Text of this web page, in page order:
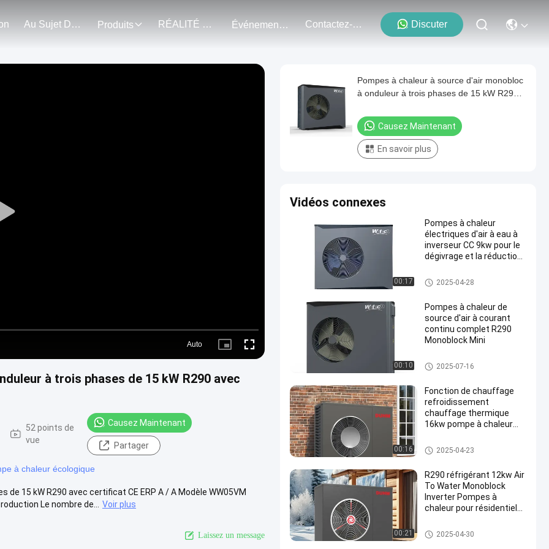
Au Sujet De Nous Produits RÉALITÉ VIRTUELLE Événements Contactez-Nous Discuter
Play
Auto
Picture- Fullscreen
à trois phases de 15 kW R290 avec
52 points de
vue
Causez Maintenant
Partager
à chaleur écologique
15 kW R290 avec certificat CE ERP A / A Modèle WW05VM
Le nombre de...
Voir plus
Laissez un message
Pompes à chaleur à source d'air monobloc
à onduleur à trois phases de 15 kW R290
Causez Maintenant
En savoir plus
Vidéos connexes
00:17
Pompes à chaleur
électriques d'air à eau à
inverseur CC 9kw pour le
dégivrage et la réduction
carbone
R290 Inverter Monoblock Heat
Pump
2025-04-28
00:10
Pompes à chaleur de
source d'air à courant
continu complet R290
Monoblock Mini
R290 Inverter Monoblock Heat
Pump
2025-07-16
00:16
Fonction de chauffage
refroidissement
chauffage thermique
16kw pompe à chaleur
compresseur rotatif CC
R290 Inverter Monoblock Heat
Pump
2025-04-23
00:21
R290 réfrigérant 12kw Air
To Water Monoblock
Inverter Pompes à
chaleur pour résidentiel
R290 Inverter Monoblock Heat
Pump
2025-04-30